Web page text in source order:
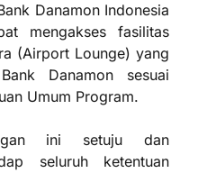
Danamon Indonesia
mengakses fasilitas
(Airport Lounge) yang
Danamon sesuai
Umum Program.
ini setuju dan
seluruh ketentuan